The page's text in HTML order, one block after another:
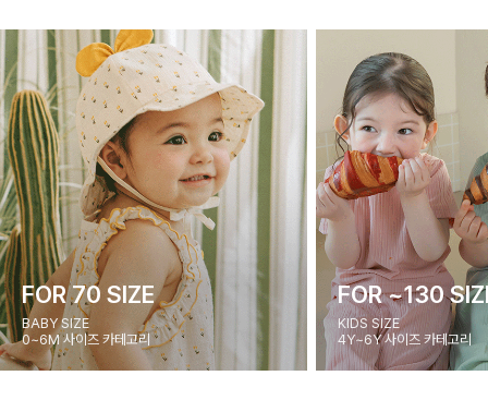
FOR 70 SIZE
BABY SIZE
0~6M 사이즈 카테고리
FOR ~130
KIDS SIZE
4Y~6Y 사이즈 카테고리